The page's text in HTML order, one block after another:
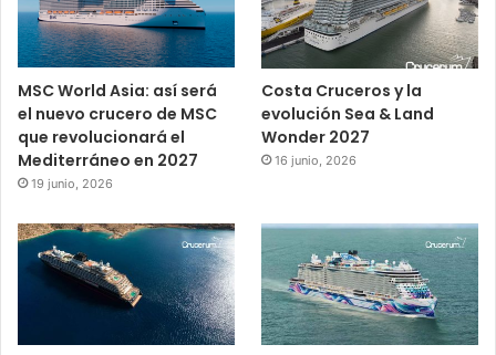
MSC World Asia: así será
el nuevo crucero de MSC
que revolucionará el
Mediterráneo en 2027
19 junio, 2026
Costa Cruceros y la
evolución Sea & Land
Wonder 2027
16 junio, 2026